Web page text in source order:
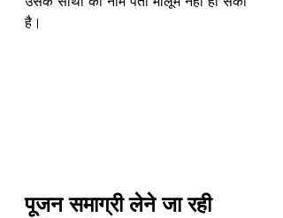
है।
पूजन समाग्री लेने जा रही